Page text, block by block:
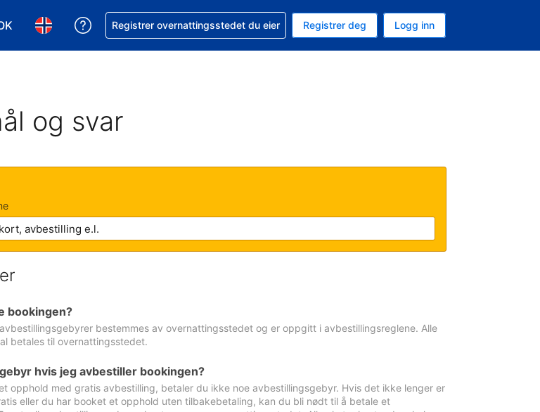
valuta. Du har valgt Norsk krone som valuta
Velg språk. Du har valgt Norsk som språk
Få hjelp med bookingen din
Registrer overnattingsstedet du eier Registrer deg Logg inn
og svar
bookingen?
bestemmes av overnattingsstedet og er oppgitt i avbestillingsreglene. Alle
betales til overnattingsstedet.
hvis jeg avbestiller bookingen?
opphold med gratis avbestilling, betaler du ikke noe avbestillingsgebyr. Hvis det ikke lenger er
eller du har booket et opphold uten tilbakebetaling, kan du bli nødt til å betale et